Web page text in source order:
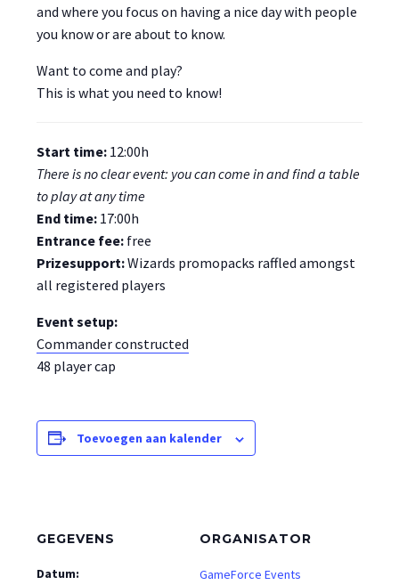
and where you focus on having a nice day with people
you know or are about to know.
Want to come and play?
This is what you need to know!
Start time: 12:00h
There is no clear event: you can come in and find a table
to play at any time
End time: 17:00h
Entrance fee: free
Prizesupport:Wizards promopacks raffled amongst
all registered players
Event setup:
Commander constructed
48 player cap
Toevoegen aan kalender
GEGEVENS
Datum:
ORGANISATOR
GameForce Events